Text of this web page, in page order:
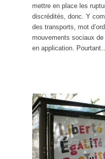
mettre en place les
discrédités, donc. Y
des transports, mot
mouvements sociaux
en application.